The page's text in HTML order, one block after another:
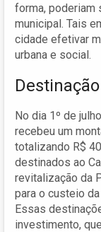
forma, poderiam
municipal. Tais
cidade efetivar
urbana e social.
No dia 1º de
recebeu um
totalizando R$
destinados ao
revitalização da
para o custeio
Essas
investimento,